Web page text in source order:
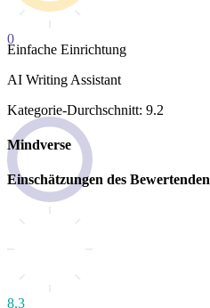
0
Einfache Einrichtung
AI Writing Assistant
Kategorie-Durchschnitt: 9.2
Mindverse
Einschätzungen des Bewertenden
8.3